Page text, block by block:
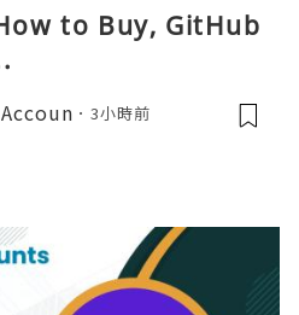
to Buy, GitHub
3小時前